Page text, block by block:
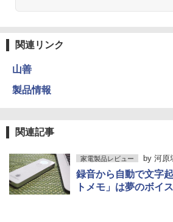
関連リンク
山善
製品情報
関連記事
家電製品レビュー by 河原
録音から自動で文字
トメモ」は夢のボイ